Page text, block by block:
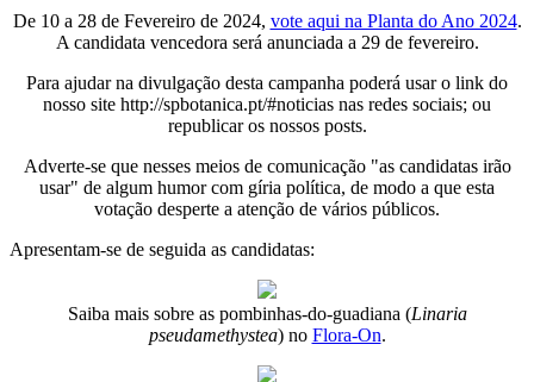
De 10 a 28 de Fevereiro de 2024, vote aqui na Planta do Ano 2024.
A candidata vencedora será anunciada a 29 de fevereiro.
Para ajudar na divulgação desta campanha poderá usar o link do
nosso site http://spbotanica.pt/#noticias nas redes sociais; ou
republicar os nossos posts.
Adverte-se que nesses meios de comunicação "as candidatas irão
usar" de algum humor com gíria política, de modo a que esta
votação desperte a atenção de vários públicos.
Apresentam-se de seguida as candidatas:
Saiba mais sobre as pombinhas-do-guadiana (Linaria
pseudamethystea) no Flora-On.